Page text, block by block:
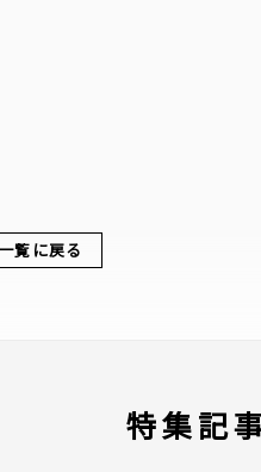
覧に戻る
特集記